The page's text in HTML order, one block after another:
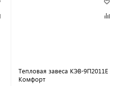
Тепловая завеса КЭВ-9П2011E
Комфорт